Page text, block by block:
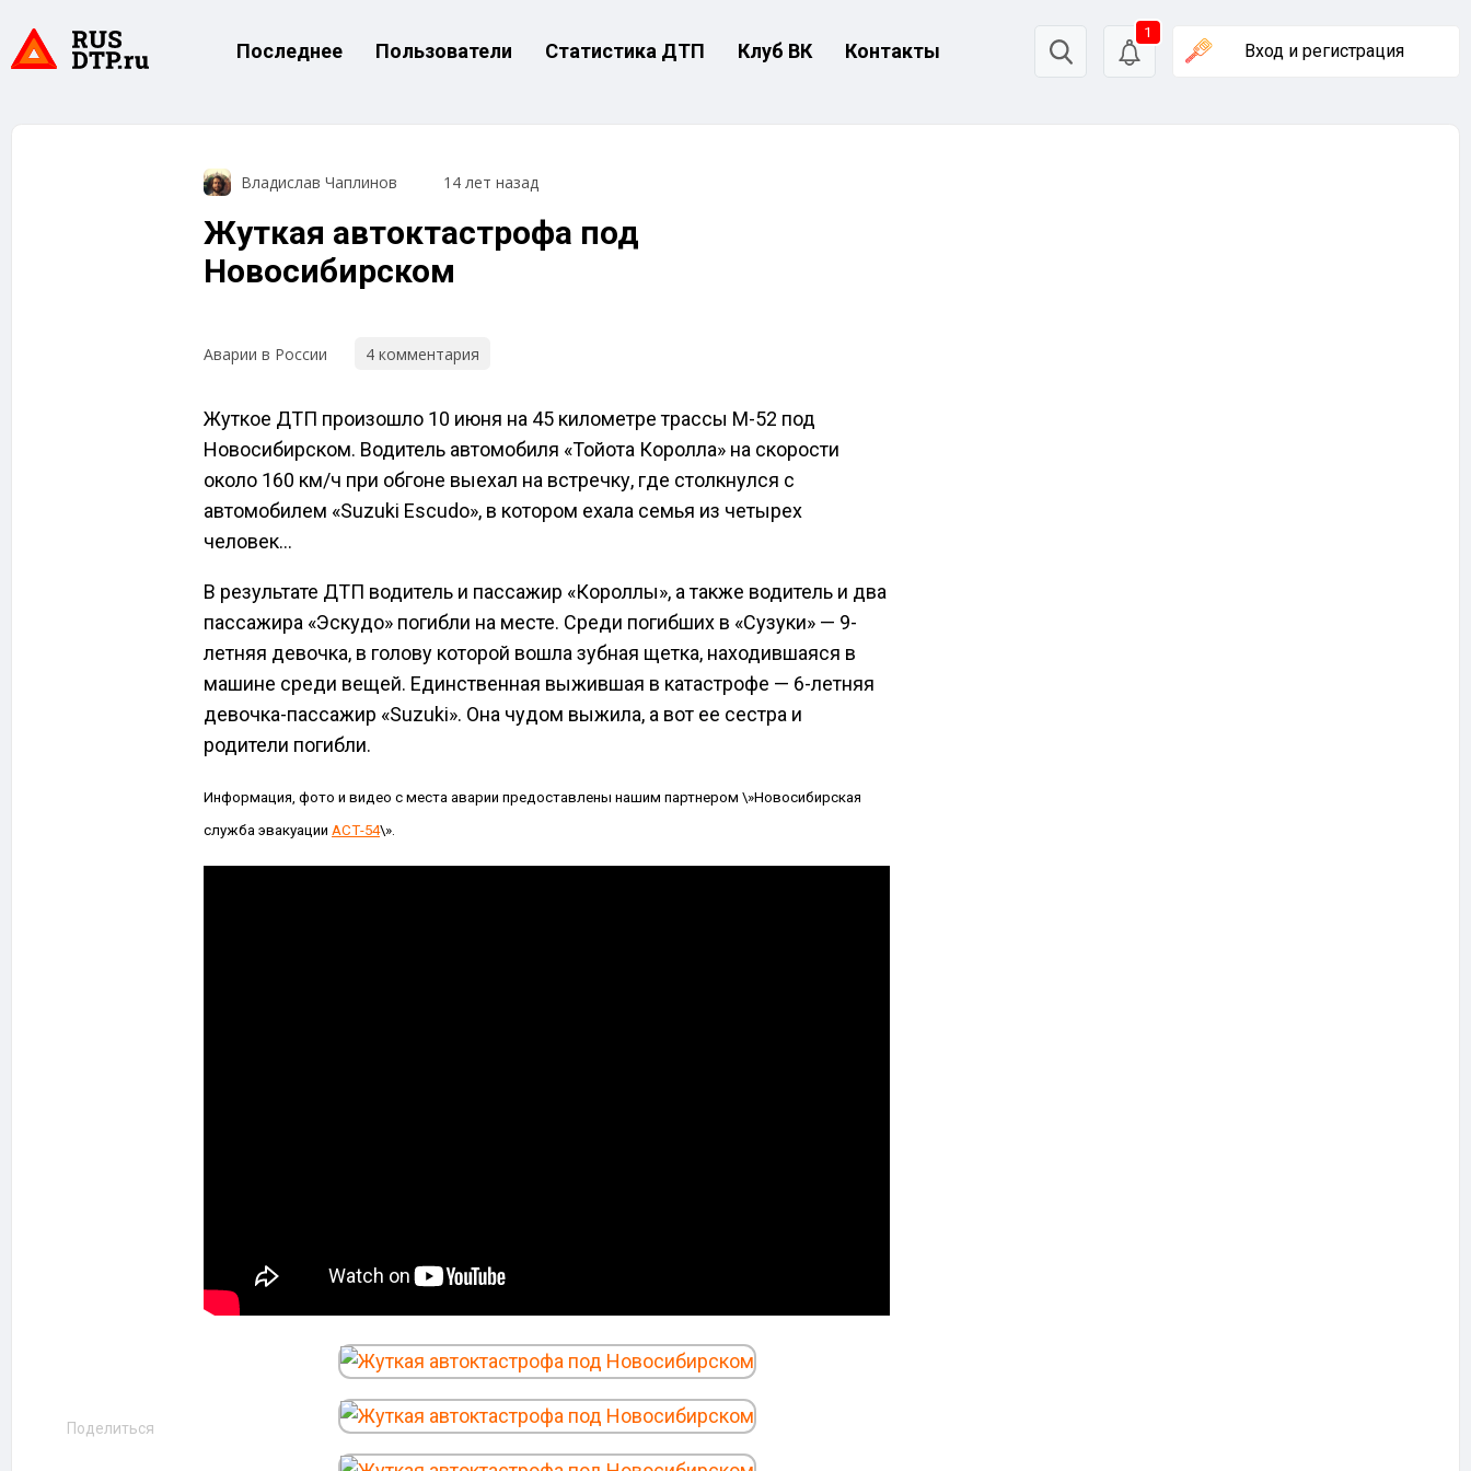
Последнее Пользователи Статистика ДТП Клуб ВК Контакты
1
Вход и регистрация
Поделиться
Владислав Чаплинов 14 лет назад
Жуткая автоктастрофа под
Новосибирском
Аварии в России 4 комментария
Жуткое ДТП произошло 10 июня на 45 километре трассы М-52 под
Новосибирском. Водитель автомобиля «Тойота Королла» на скорости
около 160 км/ч при обгоне выехал на встречку, где столкнулся с
автомобилем «Suzuki Escudo», в котором ехала семья из четырех
человек…
В результате ДТП водитель и пассажир «Короллы», а также водитель и два
пассажира «Эскудо» погибли на месте. Среди погибших в «Сузуки» — 9-
летняя девочка, в голову которой вошла зубная щетка, находившаяся в
машине среди вещей. Единственная выжившая в катастрофе — 6-летняя
девочка-пассажир «Suzuki». Она чудом выжила, а вот ее сестра и
родители погибли.
Информация, фото и видео с места аварии предоставлены нашим партнером \»Новосибирская
служба эвакуации АСТ-54\».